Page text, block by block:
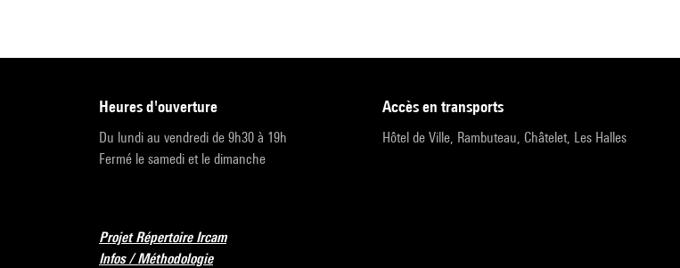
heures d'ouverture
Du lundi au vendredi de 9h30 à 19h
Fermé le samedi et le dimanche
accès en transports
Hôtel de Ville, Rambuteau, Châtelet, Les Halles
Projet Répertoire Ircam
Infos / Méthodologie